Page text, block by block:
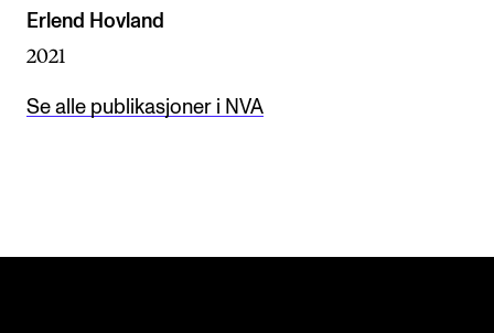
Erlend Hovland
2021
Se alle publikasjoner i NVA